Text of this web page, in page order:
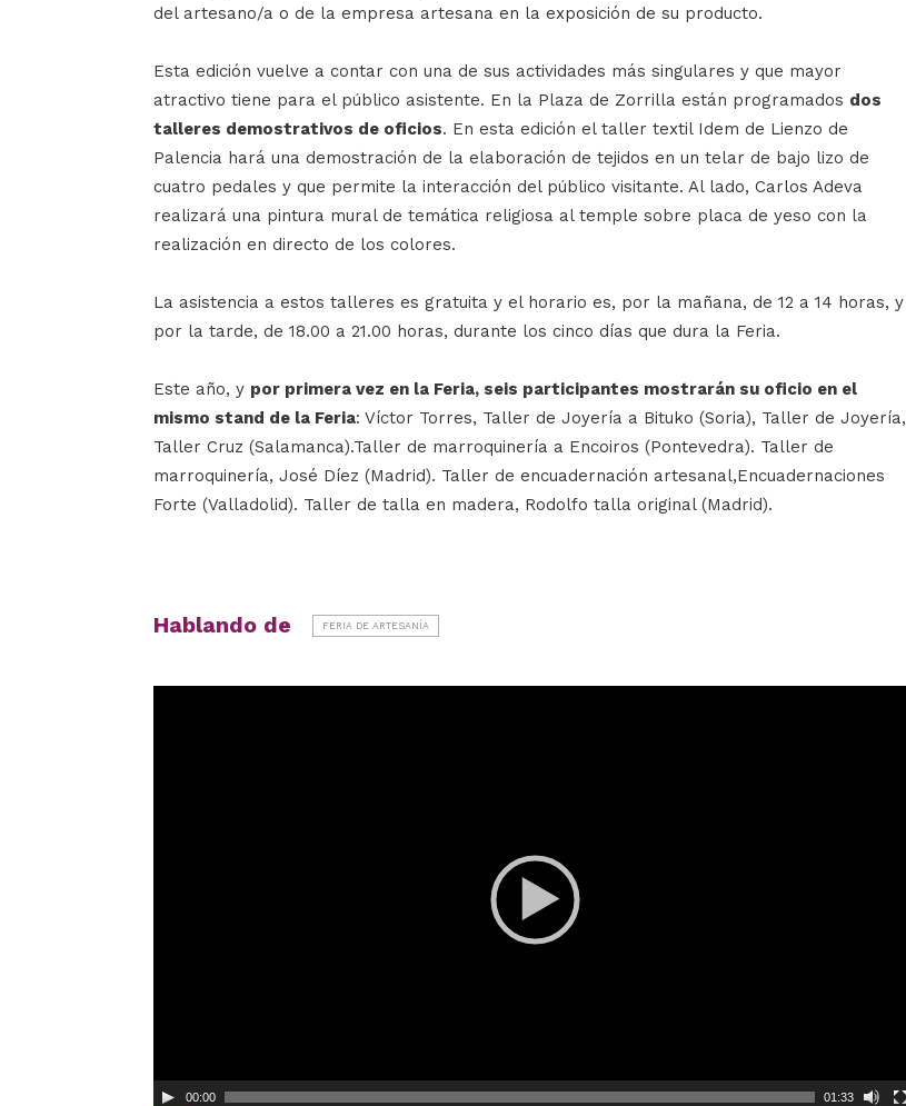
del artesano/a o de la empresa artesana en la exposición de su producto.
Esta edición vuelve a contar con una de sus actividades más singulares y que mayor
atractivo tiene para el público asistente. En la Plaza de Zorrilla están programados dos
talleres demostrativos de oficios. En esta edición el taller textil Idem de Lienzo de
Palencia hará una demostración de la elaboración de tejidos en un telar de bajo lizo de
cuatro pedales y que permite la interacción del público visitante. Al lado, Carlos Adeva
realizará una pintura mural de temática religiosa al temple sobre placa de yeso con la
realización en directo de los colores.
La asistencia a estos talleres es gratuita y el horario es, por la mañana, de 12 a 14 horas, y
por la tarde, de 18.00 a 21.00 horas, durante los cinco días que dura la Feria.
Este año, y por primera vez en la Feria, seis participantes mostrarán su oficio en el
mismo stand de la Feria: Víctor Torres, Taller de Joyería a Bituko (Soria), Taller de Joyería,
Taller Cruz (Salamanca).Taller de marroquinería a Encoiros (Pontevedra). Taller de
marroquinería, José Díez (Madrid). Taller de encuadernación artesanal,Encuadernaciones
Forte (Valladolid). Taller de talla en madera, Rodolfo talla original (Madrid).
Hablando de FERIA DE ARTESANÍA
00:00 01:33